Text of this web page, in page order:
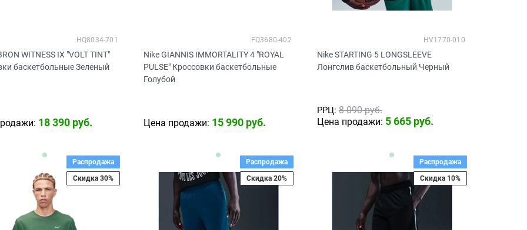
WITNESS IX "VOLT TINT"
баскетбольные Зеленый
HQ8034-701
18 390 руб.
Nike GIANNIS IMMORTALITY 4 "ROYAL
PULSE" Кроссовки баскетбольные
Голубой
FQ3680-402
Цена продажи: 15 990 руб.
Nike STARTING 5 LONGSLEEVE
Лонгслив баскетбольный Черный
HV1770-010
РРЦ: 8 090 руб.
Цена продажи: 5 665 руб.
Распродажа
Скидка 30%
Распродажа
Скидка 20%
Распродажа
Скидка 10%